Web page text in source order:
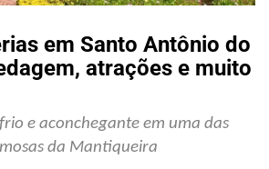
em Santo Antônio do
atrações e muito
e aconchegante em uma das
da Mantiqueira